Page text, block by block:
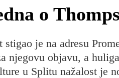
o
stigao je na adresu
njegovu objavu, a
u Splitu nažalost je